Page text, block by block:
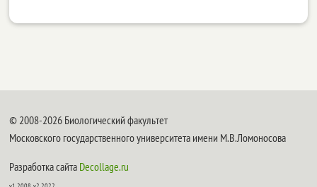
© 2008-2026 Биологический факультет
Московского государственного университета имени М.В.Ломоносова
Разработка сайта Decollage.ru